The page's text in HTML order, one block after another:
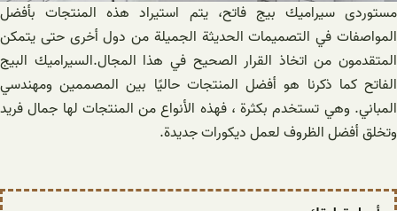
مستوردی سيراميك بيج فاتح، يتم استيراد هذه المنتجات بأفضل
المواصفات في التصميمات الحديثة الجميلة من دول أخرى حتى يتمكن
المتقدمون من اتخاذ القرار الصحيح في هذا المجال.السيراميك البيج
الفاتح كما ذكرنا هو أفضل المنتجات حاليًا بين المصممين ومهندسي
المباني. وهي تستخدم بكثرة ، فهذه الأنواع من المنتجات لها جمال فريد
وتخلق أفضل الظروف لعمل ديكورات جديدة.